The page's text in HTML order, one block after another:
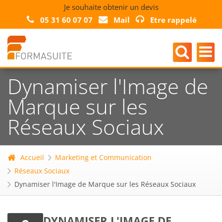
Je souhaite obtenir un devis
05 31 60 07 07
Mail Etre rappelé
Dynamiser l'Image de
Marque sur les
Réseaux Sociaux
Accueil
Marketing et Communication
Réseaux Sociaux
Dynamiser l'Image de Marque sur les Réseaux Sociaux